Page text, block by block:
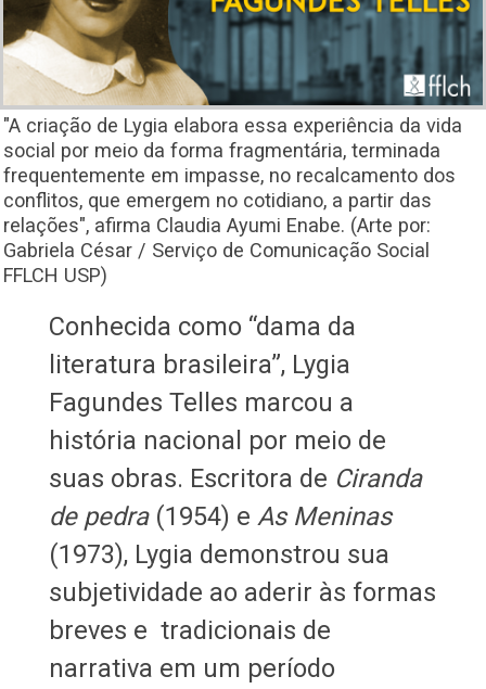
"A criação de Lygia elabora essa experiência da vida
social por meio da forma fragmentária, terminada
frequentemente em impasse, no recalcamento dos
conflitos, que emergem no cotidiano, a partir das
relações", afirma Claudia Ayumi Enabe. (Arte por:
Gabriela César / Serviço de Comunicação Social
FFLCH USP)
Conhecida como “dama da
literatura brasileira”, Lygia
Fagundes Telles marcou a
história nacional por meio de
suas obras. Escritora de Ciranda
de pedra(1954) e As Meninas
(1973), Lygia demonstrou sua
subjetividade ao aderir às formas
breves e tradicionais de
narrativa em um período